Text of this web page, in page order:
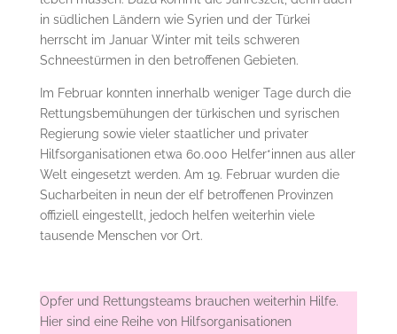
in südlichen Ländern wie Syrien und der Türkei
herrscht im Januar Winter mit teils schweren
Schneestürmen in den betroffenen Gebieten.
Im Februar konnten innerhalb weniger Tage durch die
Rettungsbemühungen der türkischen und syrischen
Regierung sowie vieler staatlicher und privater
Hilfsorganisationen etwa 60.000 Helfer*innen aus aller
Welt eingesetzt werden. Am 19. Februar wurden die
Sucharbeiten in neun der elf betroffenen Provinzen
offiziell eingestellt, jedoch helfen weiterhin viele
tausende Menschen vor Ort.
Opfer und Rettungsteams brauchen weiterhin Hilfe.
Hier sind eine Reihe von Hilfsorganisationen